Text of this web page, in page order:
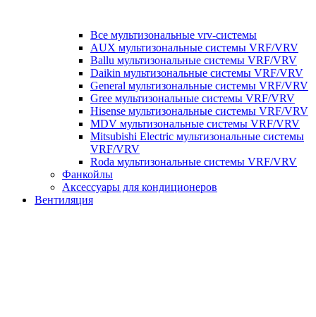
Все мультизональные vrv-системы
AUX мультизональные системы VRF/VRV
Ballu мультизональные системы VRF/VRV
Daikin мультизональные системы VRF/VRV
General мультизональные системы VRF/VRV
Gree мультизональные системы VRF/VRV
Hisense мультизональные системы VRF/VRV
MDV мультизональные системы VRF/VRV
Mitsubishi Electric мультизональные системы
VRF/VRV
Roda мультизональные системы VRF/VRV
Фанкойлы
Аксессуары для кондиционеров
Вентиляция